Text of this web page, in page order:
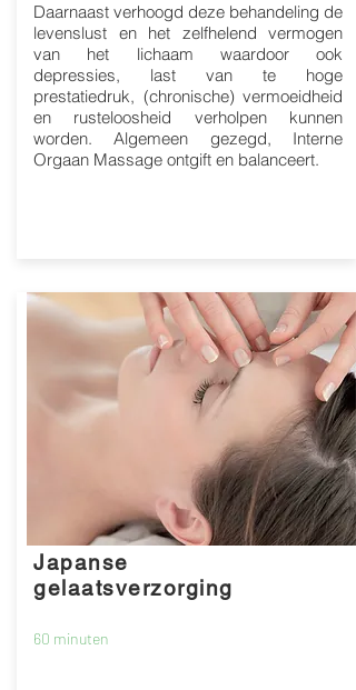
Daarnaast verhoogd deze behandeling de
levenslust en het zelfhelend vermogen
van het lichaam waardoor ook
depressies, last van te hoge
prestatiedruk, (chronische) vermoeidheid
en rusteloosheid verholpen kunnen
worden. Algemeen gezegd, Interne
Orgaan Massage ontgift en balanceert.
Japanse
gelaatsverzorging
60 minuten